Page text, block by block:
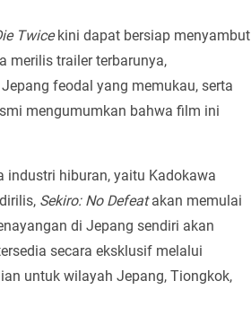
Twicekini dapat bersiap menyambut
merilis trailer terbarunya,
feodal yang memukau, serta
mengumumkan bahwa film ini
industri hiburan, yaitu Kadokawa
Sekiro: No Defeatakan memulai
di Jepang sendiri akan
secara eksklusif melalui
untuk wilayah Jepang, Tiongkok,